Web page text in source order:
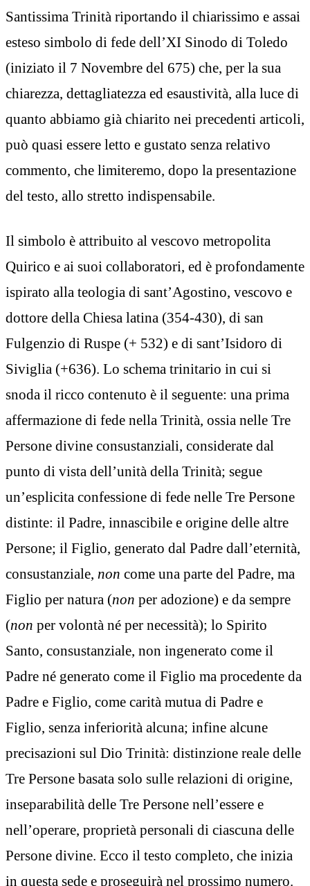
Santissima Trinità riportando il chiarissimo e assai
esteso simbolo di fede dell’XI Sinodo di Toledo
(iniziato il 7 Novembre del 675) che, per la sua
chiarezza, dettagliatezza ed esaustività, alla luce di
quanto abbiamo già chiarito nei precedenti articoli,
può quasi essere letto e gustato senza relativo
commento, che limiteremo, dopo la presentazione
del testo, allo stretto indispensabile.
Il simbolo è attribuito al vescovo metropolita
Quirico e ai suoi collaboratori, ed è profondamente
ispirato alla teologia di sant’Agostino, vescovo e
dottore della Chiesa latina (354-430), di san
Fulgenzio di Ruspe (+ 532) e di sant’Isidoro di
Siviglia (+636). Lo schema trinitario in cui si
snoda il ricco contenuto è il seguente: una prima
affermazione di fede nella Trinità, ossia nelle Tre
Persone divine consustanziali, considerate dal
punto di vista dell’unità della Trinità; segue
un’esplicita confessione di fede nelle Tre Persone
distinte: il Padre, innascibile e origine delle altre
Persone; il Figlio, generato dal Padre dall’eternità,
consustanziale, non come una parte del Padre, ma
Figlio per natura (non per adozione) e da sempre
(non per volontà né per necessità); lo Spirito
Santo, consustanziale, non ingenerato come il
Padre né generato come il Figlio ma procedente da
Padre e Figlio, come carità mutua di Padre e
Figlio, senza inferiorità alcuna; infine alcune
precisazioni sul Dio Trinità: distinzione reale delle
Tre Persone basata solo sulle relazioni di origine,
inseparabilità delle Tre Persone nell’essere e
nell’operare, proprietà personali di ciascuna delle
Persone divine. Ecco il testo completo, che inizia
in questa sede e proseguirà nel prossimo numero.